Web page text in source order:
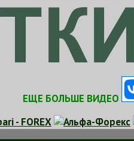
ЕЩЕ БОЛЬШЕ ВИДЕО